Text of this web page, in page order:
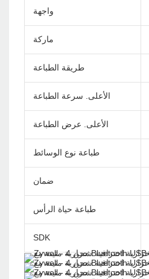
واجهة
ماركة
طريقة الطباعة
الأعلى. سرعة الطباعة
الأعلى. عرض الطباعة
طباعة نوع الوسائط
ضمان
طباعة حياة الرأس
SDK